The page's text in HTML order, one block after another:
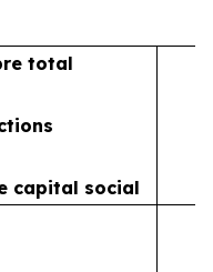
total
capital social